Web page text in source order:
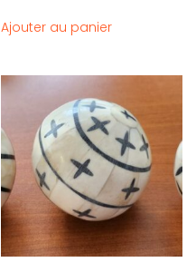
Ajouter au panier